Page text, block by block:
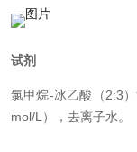
试剂
氯甲烷-冰乙酸（2:3）混
mol/L），去离子水。